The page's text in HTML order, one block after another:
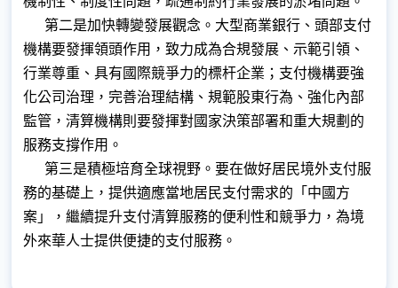
第二是加快轉變發展觀念。大型商業銀行、頭部支付
機構要發揮領頭作用，致力成為合規發展、示範引領、
行業尊重、具有國際競爭力的標杆企業；支付機構要強
化公司治理，完善治理結構、規範股東行為、強化內部
監管，清算機構則要發揮對國家決策部署和重大規劃的
服務支撐作用。
第三是積極培育全球視野。要在做好居民境外支付服
務的基礎上，提供適應當地居民支付需求的「中國方
案」，繼續提升支付清算服務的便利性和競爭力，為境
外來華人士提供便捷的支付服務。